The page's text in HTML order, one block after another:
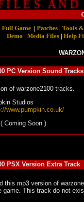
I L E S A N D
Full Game | Patches | Tools
Demo | Media Files | Help
PC Version Sound Tracks
of warzone2100 tracks.
Studios
www.pumpkin.co.uk/
Coming Soon )
PSX Version Extra Track
this mp3 version of
game. This track do not